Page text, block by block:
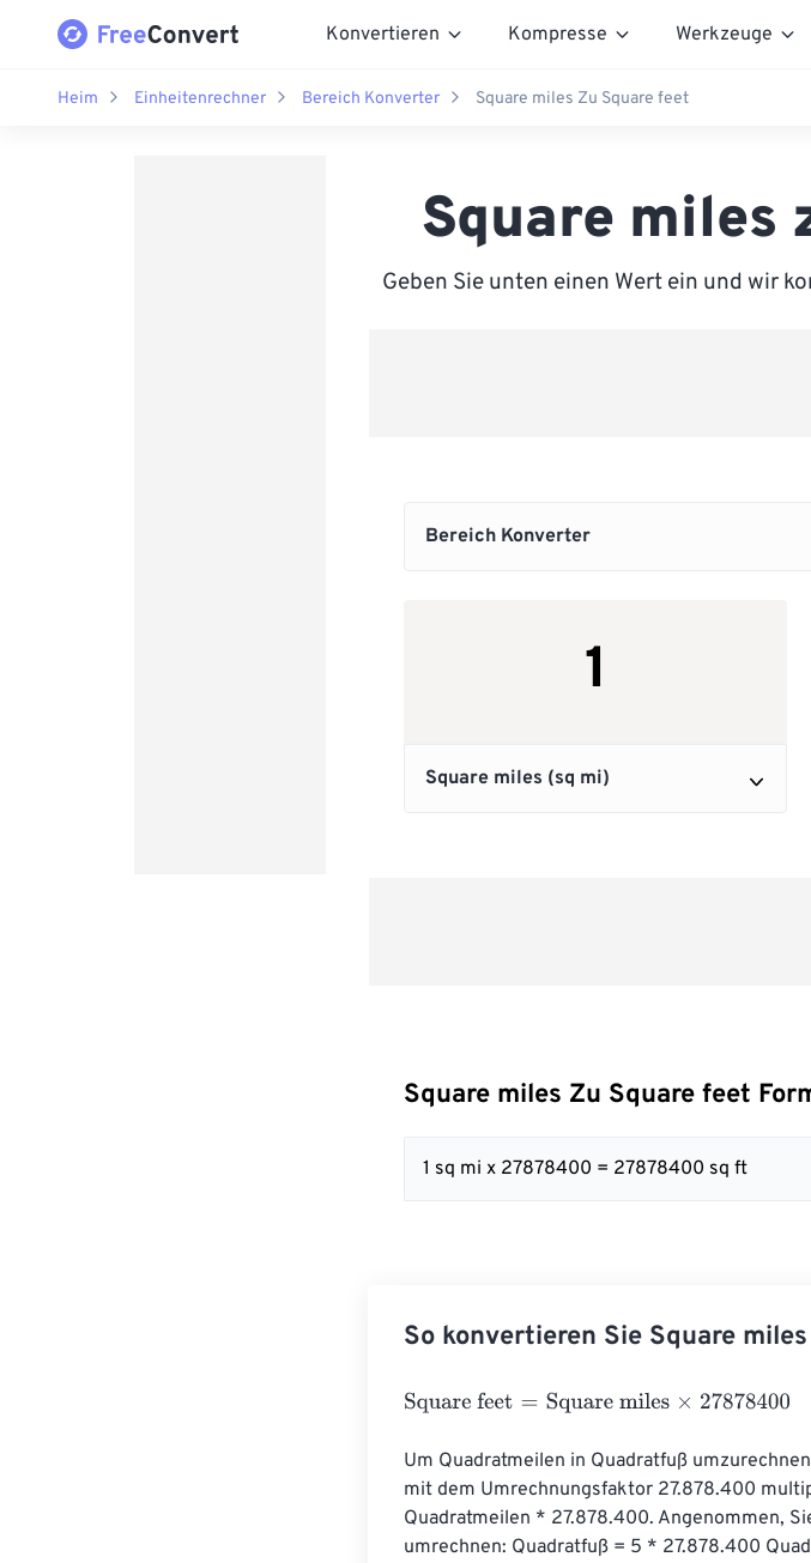
Konvertieren Kompresse Werkzeuge
Heim Einheitenrechner Bereich Konverter Square miles Zu Square feet
Square miles
Geben Sie unten einen Wert ein und wir
Square miles Zu Square feet
1 sq mi x 27878400 = 27878400 sq ft
So konvertieren Sie Square
Square feet= Square miles×27878400
Um Quadratmeilen in Quadratfuß
mit dem Umrechnungsfaktor 27.878.400
Quadratmeilen * 27.878.400. Angenommen,
umrechnen: Quadratfuß = 5 * 27.878.400